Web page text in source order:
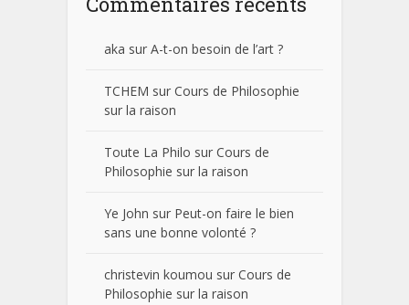
aka sur A-t-on besoin de l’art ?
TCHEM sur Cours de Philosophie
sur la raison
Toute La Philo sur Cours de
Philosophie sur la raison
Ye John sur Peut-on faire le bien
sans une bonne volonté ?
christevin koumou sur Cours de
Philosophie sur la raison